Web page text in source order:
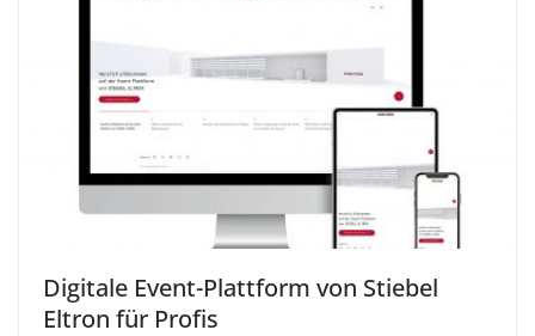
Digitale Event-Plattform von Stiebel
Eltron für Profis